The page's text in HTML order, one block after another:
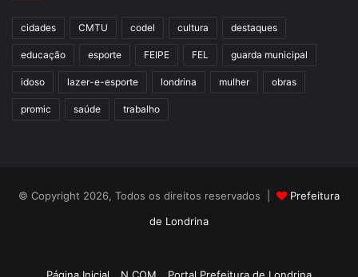
cidades CMTU codel cultura destaques
educação esporte FEIPE FEL guarda municipal
idoso lazer-e-esporte londrina mulher obras
promic saúde trabalho
© Copyright 2026, Todos os direitos reservados |
Prefeitura
de Londrina
Página Inicial N.COM Portal Prefeitura de Londrina